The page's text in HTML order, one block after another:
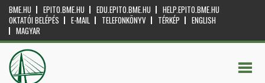
BME.HU EPITO.BME.HU EDU.EPITO.BME.HU
HELP.EPITO.BME.HU
OKTATÓI BELÉPÉS
E-MAIL TELEFONKÖNYV TÉRKÉP
ENGLISH
MAGYAR